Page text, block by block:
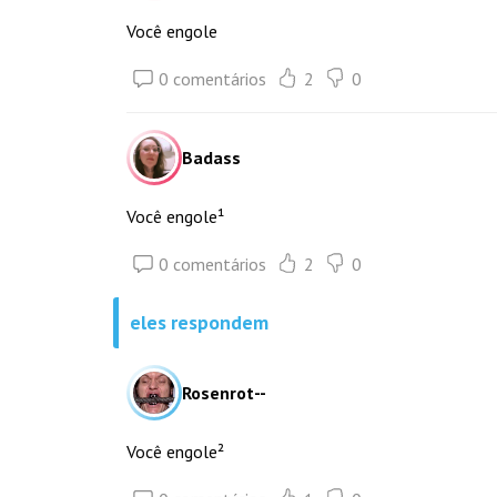
Você engole
0 comentários 2 0
Badass
Você engole¹
0 comentários 2 0
eles respondem
Rosenrot--
Você engole²